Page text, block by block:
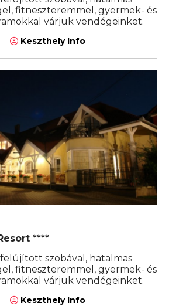
fitneszteremmel, gyermek- és
várjuk vendégeinket.
Keszthely Info
****
szobával, hatalmas
fitneszteremmel, gyermek- és
várjuk vendégeinket.
Keszthely Info